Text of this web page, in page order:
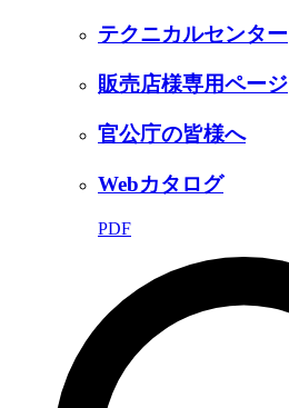
テクニカルセンター
販売店様専用ページ
官公庁の皆様へ
Webカタログ
PDF